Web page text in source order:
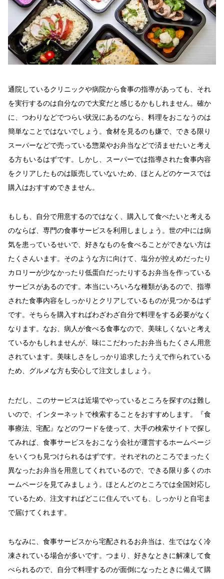
通院しているクリニックや病院から食事の指導があっても、それ
を実行するのは自分なので大変だと感じるかもしれません。確か
に、つわりなどでつらい状況にあるのなら、料理をおこなうのは
簡単なことではないでしょう。食材を見るのも嫌で、できる限り
スーパーなどで売っている惣菜やお弁当などで済ませたいと考え
る方もいるはずです。しかし、スーパーでは指導された食事内容
をクリアしたものは販売していないため、ほとんどのケースでは
購入はおすすめできません。
もしも、自分で用意するのではなく、購入して食べたいと考える
のならば、専門の食事サービスを利用しましょう。世の中には病
気を患っているせいで、好きなものを食べることができない方は
たくさんいます。そのような方に向けて、塩分が控えめだったり
カロリーが少なかったり低蛋白だったりするお弁当を作っている
サービスがあるのです。本当にいろいろな種類があるので、指導
された食事内容をしっかりとクリアしているものが見つかるはず
です。そちらを購入すればわざわざ自分で料理をする必要がなく
なります。なお、病人が食べる食事なので、美味しくないと考え
ているかもしれませんが、味にこだわったお弁当もたくさん用意
されています。美味しさをしっかり追求したうえで作られている
ため、グルメな方も安心して注文しましょう。
ただし、このサービスは近場でやっているところを探すのは難し
いので、インターネットで検索することをおすすめします。『食
事療法、宅配』などのワードを使って、大手の検索サイトで探し
てみれば、食事サービスをおこなう会社が運営するホームページ
をいくつも見つけられるはずです。それぞれのところでまったく
異なったお弁当を用意してくれているので、できる限り多くのホ
ームページを見てみましょう。ほとんどのところでは全国対応し
ているため、注文すればどこに住んでいても、しっかりと自宅ま
で届けてくれます。
ちなみに、食事サービスから宅配されるお弁当は、生ではなく冷
凍されている場合が多いです。つまり、好きなときに解凍して食
べられるので、自分で料理するのが面倒になったときに備えて購